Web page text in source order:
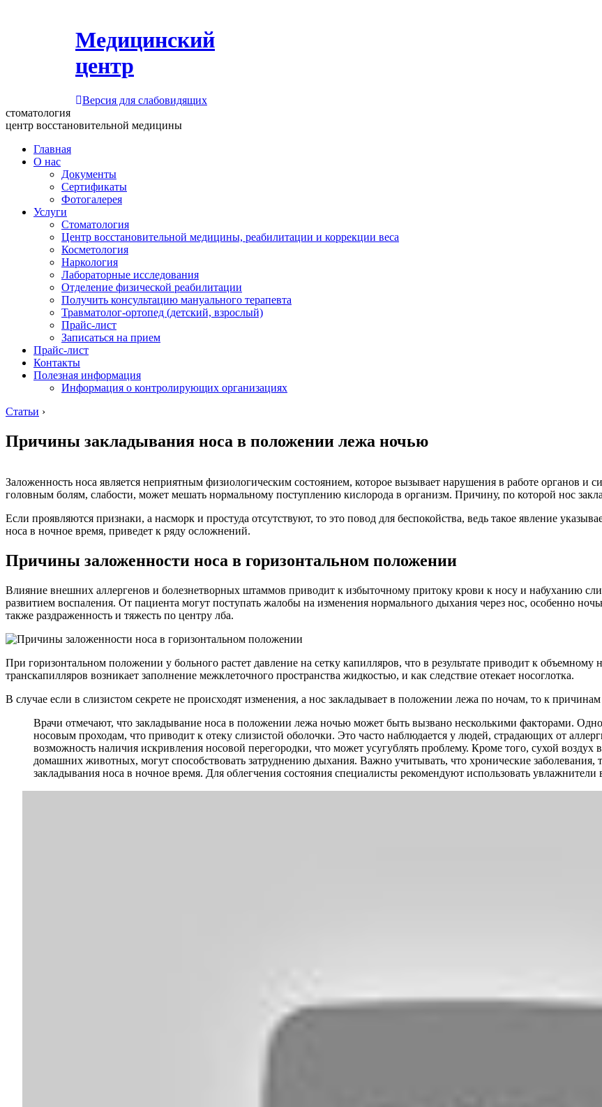
Медицинский
центр
Версия для слабовидящих
стоматология
центр восстановительной медицины
Главная
О нас
Документы
Сертификаты
Фотогалерея
Услуги
Стоматология
Центр восстановительной медицины, реабилитации и коррекции веса
Косметология
Наркология
Лабораторные исследования
Отделение физической реабилитации
Получить консультацию мануального терапевта
Травматолог-ортопед (детский, взрослый)
Прайс-лист
Записаться на прием
Прайс-лист
Контакты
Полезная информация
Информация о контролирующих организациях
Статьи ›
Причины закладывания носа в положении лежа ночью
Заложенность носа является неприятным физиологическим состоянием, которое вызывает нарушения в работе органов и
головным болям, слабости, может мешать нормальному поступлению кислорода в организм. Причину, по которой нос
Если проявляются признаки, а насморк и простуда отсутствуют, то это повод для беспокойства, ведь такое явление
носа в ночное время, приведет к ряду осложнений.
Причины заложенности носа в горизонтальном положении
Влияние внешних аллергенов и болезнетворных штаммов приводит к избыточному притоку крови к носу и набуханию
развитием воспаления. От пациента могут поступать жалобы на изменения нормального дыхания через нос, особенно
также раздраженность и тяжесть по центру лба.
При горизонтальном положении у больного растет давление на сетку капилляров, что в результате приводит к
транскапилляров возникает заполнение межклеточного пространства жидкостью, и как следствие отекает носоглотка.
В случае если в слизистом секрете не происходят изменения, а нос закладывает в положении лежа по ночам, то к
Врачи отмечают, что закладывание носа в положении лежа ночью может быть вызвано несколькими факторами.
носовым проходам, что приводит к отеку слизистой оболочки. Это часто наблюдается у людей, страдающих от
возможность наличия искривления носовой перегородки, что может усугублять проблему. Кроме того, сухой
домашних животных, могут способствовать затруднению дыхания. Важно учитывать, что хронические
закладывания носа в ночное время. Для облегчения состояния специалисты рекомендуют использовать